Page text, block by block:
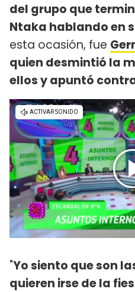
del grupo que
Ntaka hablando en
esta ocasión, fue
quien desmintió la
ellos y apuntó
"Yo siento que son
quieren irse de la